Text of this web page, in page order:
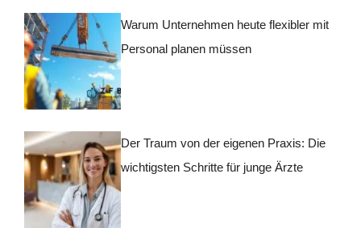
Warum Unternehmen heute flexibler mit
Personal planen müssen
Der Traum von der eigenen Praxis: Die
wichtigsten Schritte für junge Ärzte